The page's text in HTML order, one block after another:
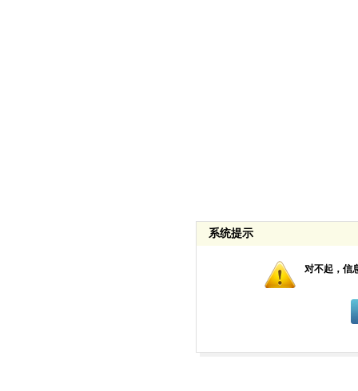
系统提示
对不起，信